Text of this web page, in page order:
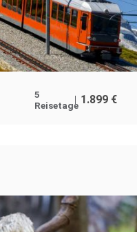
5
Reisetage 1.899 €